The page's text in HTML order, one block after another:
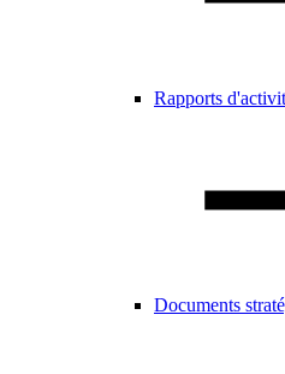
Rapports
Documents